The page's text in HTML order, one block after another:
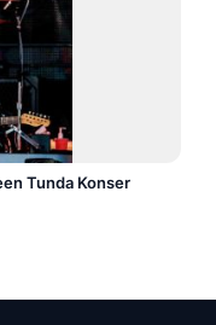
Tunda Konser